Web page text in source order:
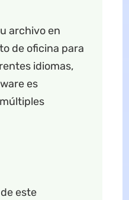
archivo en
de oficina para
idiomas,
es
este